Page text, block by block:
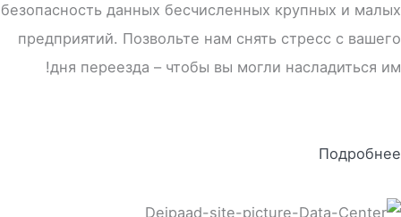
безопасность данных бесчисленных крупных и малых
предприятий. Позвольте нам снять стресс с вашего
дня переезда – чтобы вы могли насладиться им!
Подробнее